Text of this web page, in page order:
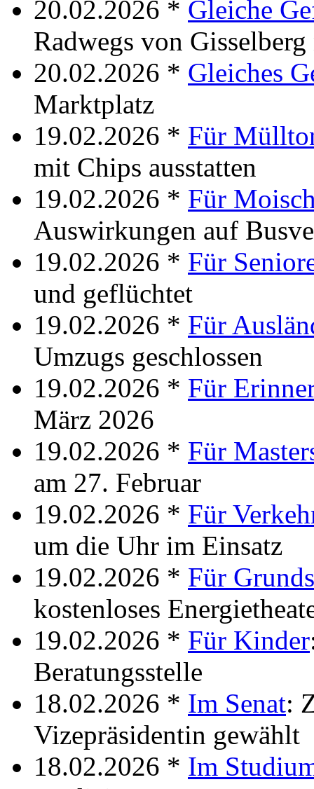
20.02.2026 * Gleiche
Radwegs von
20.02.2026 * Gleiches
Marktplatz
19.02.2026 * Für
mit Chips ausstatten
19.02.2026 * Für
Auswirkungen auf
19.02.2026 * Für
und geflüchtet
19.02.2026 * Für
Umzugs geschlossen
19.02.2026 * Für
März 2026
19.02.2026 * Für
am 27. Februar
19.02.2026 * Für
um die Uhr im Einsatz
19.02.2026 * Für
kostenloses
19.02.2026 * Für Kinder
Beratungsstelle
18.02.2026 * Im Senat:
Vizepräsidentin gewählt
18.02.2026 * Im